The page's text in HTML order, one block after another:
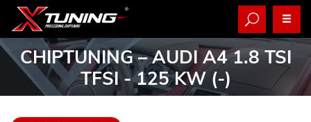
CHIPTUNING– AUDI A4 1.8 TSI
TFSI - 125 KW (-)